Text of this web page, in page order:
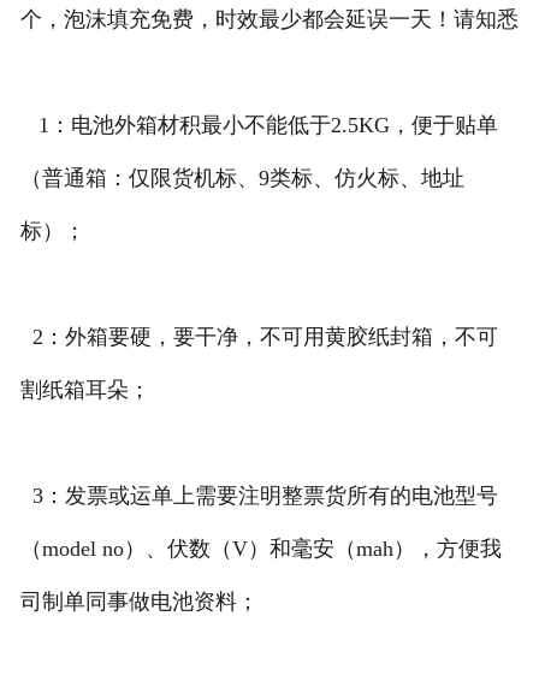
个，泡沫填充免费，时效最少都会延误一天！请知悉
1：电池外箱材积最小不能低于2.5KG，便于贴单
（普通箱：仅限货机标、9类标、仿火标、地址
标）；
2：外箱要硬，要干净，不可用黄胶纸封箱，不可
割纸箱耳朵；
3：发票或运单上需要注明整票货所有的电池型号
（model no）、伏数（V）和毫安（mah），方便我
司制单同事做电池资料；